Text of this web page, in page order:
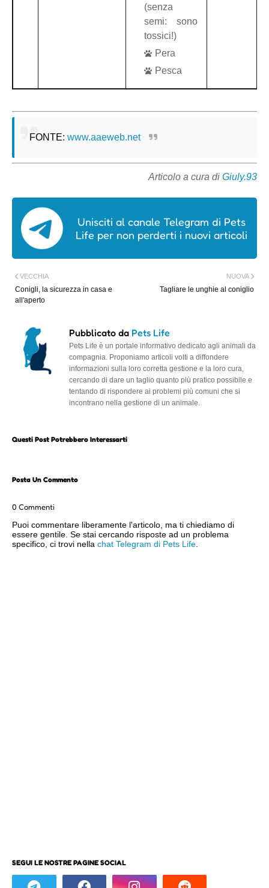
(senza
semi: sono
tossici!)
Pera
Pesca
FONTE: www.aaeweb.net
Articolo a cura di Giuly.93
Unisciti al canale Telegram di Pets
Life per non perderti i nuovi articoli
NUOVA
Tagliare le unghie al coniglio
VECCHIA
Conigli, la sicurezza in casa e
all'aperto
Pubblicato da Pets Life
Pets Life è un portale informativo dedicato agli animali da
compagnia. Proponiamo articoli volti a diffondere
informazioni sulla loro corretta gestione e la loro cura,
cercando di dare un taglio quanto più pratico possibile e
tentando di rispondere ai problemi più comuni che si
incontrano nella gestione di un animale.
Questi Post Potrebbero Interessarti
Posta Un Commento
0 Commenti
Puoi commentare liberamente l'articolo, ma ti chiediamo di
essere gentile. Se stai cercando risposte ad un problema
specifico, ci trovi nella chat Telegram di Pets Life
SEGUI LE NOSTRE PAGINE SOCIAL